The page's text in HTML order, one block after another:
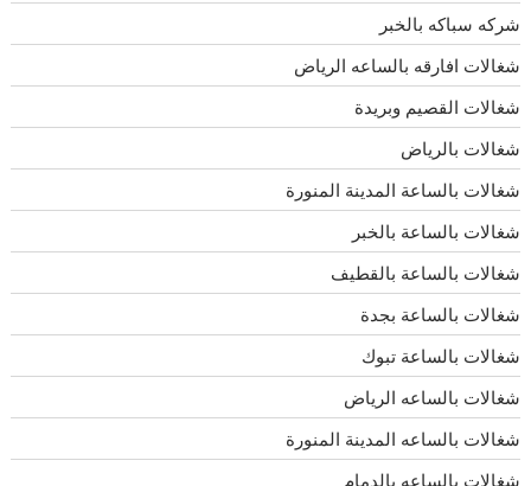
شركه سباكه بالخبر
شغالات افارقه بالساعه الرياض
شغالات القصيم وبريدة
شغالات بالرياض
شغالات بالساعة المدينة المنورة
شغالات بالساعة بالخبر
شغالات بالساعة بالقطيف
شغالات بالساعة بجدة
شغالات بالساعة تبوك
شغالات بالساعه الرياض
شغالات بالساعه المدينة المنورة
شغالات بالساعه بالدمام